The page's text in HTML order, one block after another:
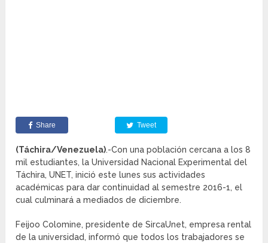
Share Tweet
(Táchira/Venezuela).-Con una población cercana a los 8
mil estudiantes, la Universidad Nacional Experimental del
Táchira, UNET, inició este lunes sus actividades
académicas para dar continuidad al semestre 2016-1, el
cual culminará a mediados de diciembre.
Feijoo Colomine, presidente de SircaUnet, empresa rental
de la universidad, informó que todos los trabajadores se